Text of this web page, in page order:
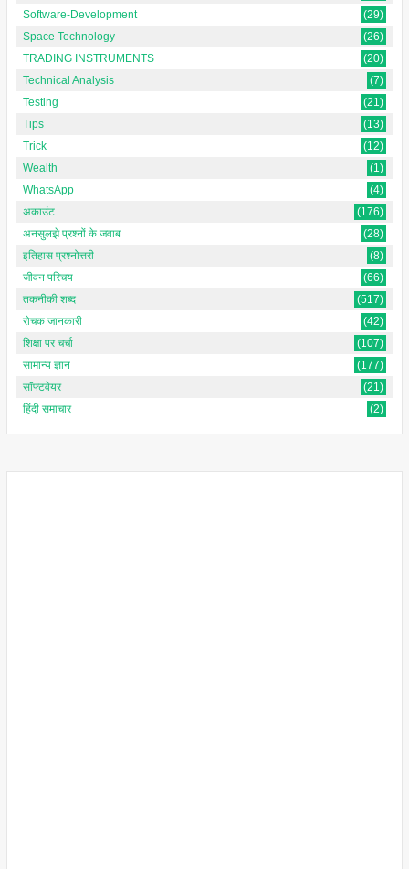
Software-Development
(29)
Space Technology
(26)
TRADING INSTRUMENTS
(20)
Technical Analysis
(7)
Testing
(21)
Tips
(13)
Trick
(12)
Wealth
(1)
WhatsApp
(4)
अकाउंट
(176)
अनसुलझे प्रश्नों के जवाब
(28)
इतिहास प्रश्नोत्तरी
(8)
जीवन परिचय
(66)
तकनीकी शब्द
(517)
रोचक जानकारी
(42)
शिक्षा पर चर्चा
(107)
सामान्य ज्ञान
(177)
सॉफ्टवेयर
(21)
हिंदी समाचार
(2)